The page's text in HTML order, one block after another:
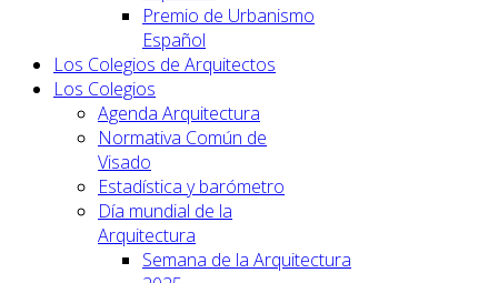
Premio de Urbanismo
Español
Los Colegios de Arquitectos
Los Colegios
Agenda Arquitectura
Normativa Común de
Visado
Estadística y barómetro
Día mundial de la
Arquitectura
Semana de la Arquitectura